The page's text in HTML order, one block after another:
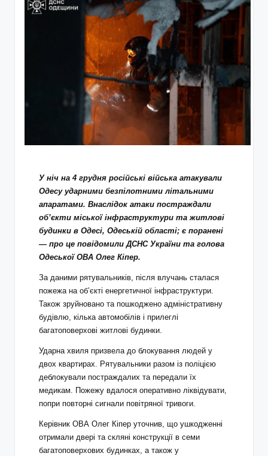
У ніч на 4 грудня російські війська атакували
Одесу ударними безпілотними літальними
апаратами. Внаслідок атаки постраждали
об’єкти міської інфраструктури та житлові
будинки в Одесі, Одеській області; є поранені
— про це повідомили ДСНС України та голова
Одеської ОВА Олег Кіпер.
За даними рятувальників, після влучань сталася
пожежа на об’єкті енергетичної інфраструктури.
Також зруйновано та пошкоджено адміністративну
будівлю, кілька автомобілів і прилеглі
багатоповерхові житлові будинки.
Ударна хвиля призвела до блокування людей у
двох квартирах. Рятувальники разом із поліцією
деблокували постраждалих та передали їх
медикам. Пожежу вдалося оперативно ліквідувати,
попри повторні сигнали повітряної тривоги.
Керівник ОВА Олег Кіпер уточнив, що ушкодженні
отримали двері та скляні конструкції в семи
багатоповерхових будинках, а також у